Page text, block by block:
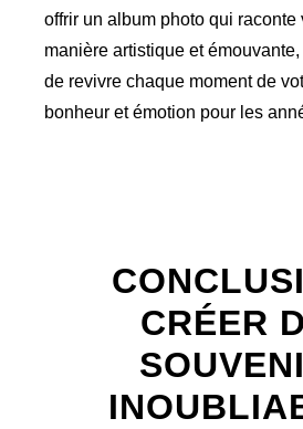
offrir un album photo qui raconte
manière artistique et
de revivre chaque moment de
bonheur et émotion pour les
CRÉER